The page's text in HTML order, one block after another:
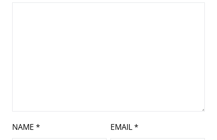
NAME * EMAIL*